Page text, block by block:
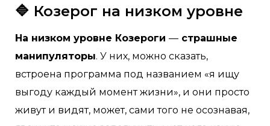
🔷 Козерог на низком уровне
На низком уровне Козероги — страшные
манипуляторы. У них, можно сказать,
встроена программа под названием «я ищу
выгоду каждый момент жизни», и они просто
живут и видят, может, сами того не осознавая,